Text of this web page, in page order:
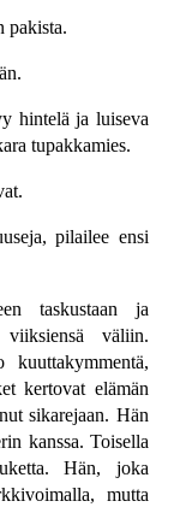
pakista.
hintelä ja luiseva
tupakkamies.
pilailee ensi
taskustaan ja
väliin.
kertovat elämän
sikarejaan. Hän
kanssa. Toisella
Hän, joka
mutta